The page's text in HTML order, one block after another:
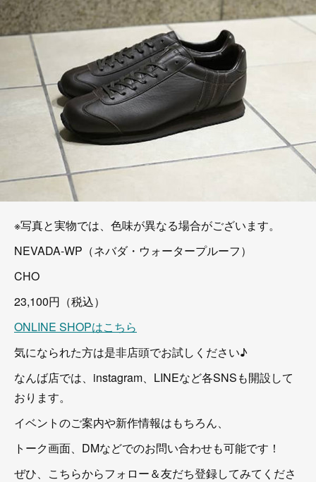
※写真と実物では、色味が異なる場合がございます。
NEVADA-WP（ネバダ・ウォータープルーフ）
CHO
23,100円（税込）
ONLINE SHOPはこちら
気になられた方は是非店頭でお試しください♪
なんば店では、instagram、LINEなど各SNSも開設して
おります。
イベントのご案内や新作情報はもちろん、
トーク画面、DMなどでのお問い合わせも可能です！
ぜひ、こちらからフォロー＆友だち登録してみてくださ